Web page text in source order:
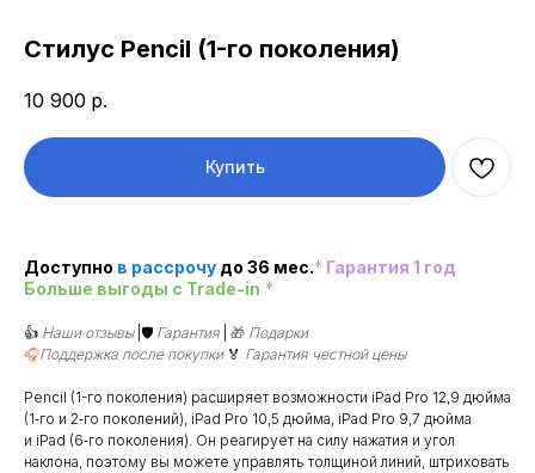
Стилус Pencil (1-го поколения)
10 900 р.
Купить
Доступно в рассрочу до 36 мес.* Гарантия 1 год
Больше выгоды c Trade-in *
👍 Наши отзывы |🛡️ Гарантия 🎁 Подарки
🎧Поддержка после покупки 🏅 Гарантия честной цены
Pencil (1-го поколения) расширяет возможности iPad Pro 12,9 дюйма
(1‑го и 2‑го поколений), iPad Pro 10,5 дюйма, iPad Pro 9,7 дюйма
и iPad (6‑го поколения). Он реагирует на силу нажатия и угол
наклона, поэтому вы можете управлять толщиной линий, штриховать